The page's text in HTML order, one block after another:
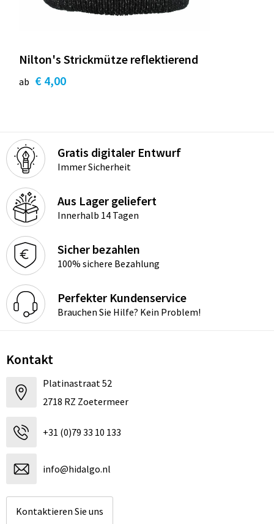
Nilton's Strickmütze reflektierend
ab € 4,00
Gratis digitaler Entwurf
Immer Sicherheit
Aus Lager geliefert
Innerhalb 14 Tagen
Sicher bezahlen
100% sichere Bezahlung
Perfekter Kundenservice
Brauchen Sie Hilfe? Kein Problem!
Kontakt
Platinastraat 52
2718 RZ Zoetermeer
+31 (0)79 33 10 133
info@hidalgo.nl
Kontaktieren Sie uns